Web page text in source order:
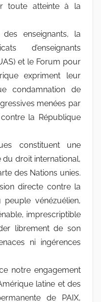
toute atteinte à la
des enseignants, la
d’enseignants
et le Forum pour
expriment leur
condamnation de
menées par
la République
constituent une
droit international,
des Nations unies.
directe contre la
vénézuélien,
imprescriptible
librement de son
ni ingérences
notre engagement
latine et des
de PAIX,